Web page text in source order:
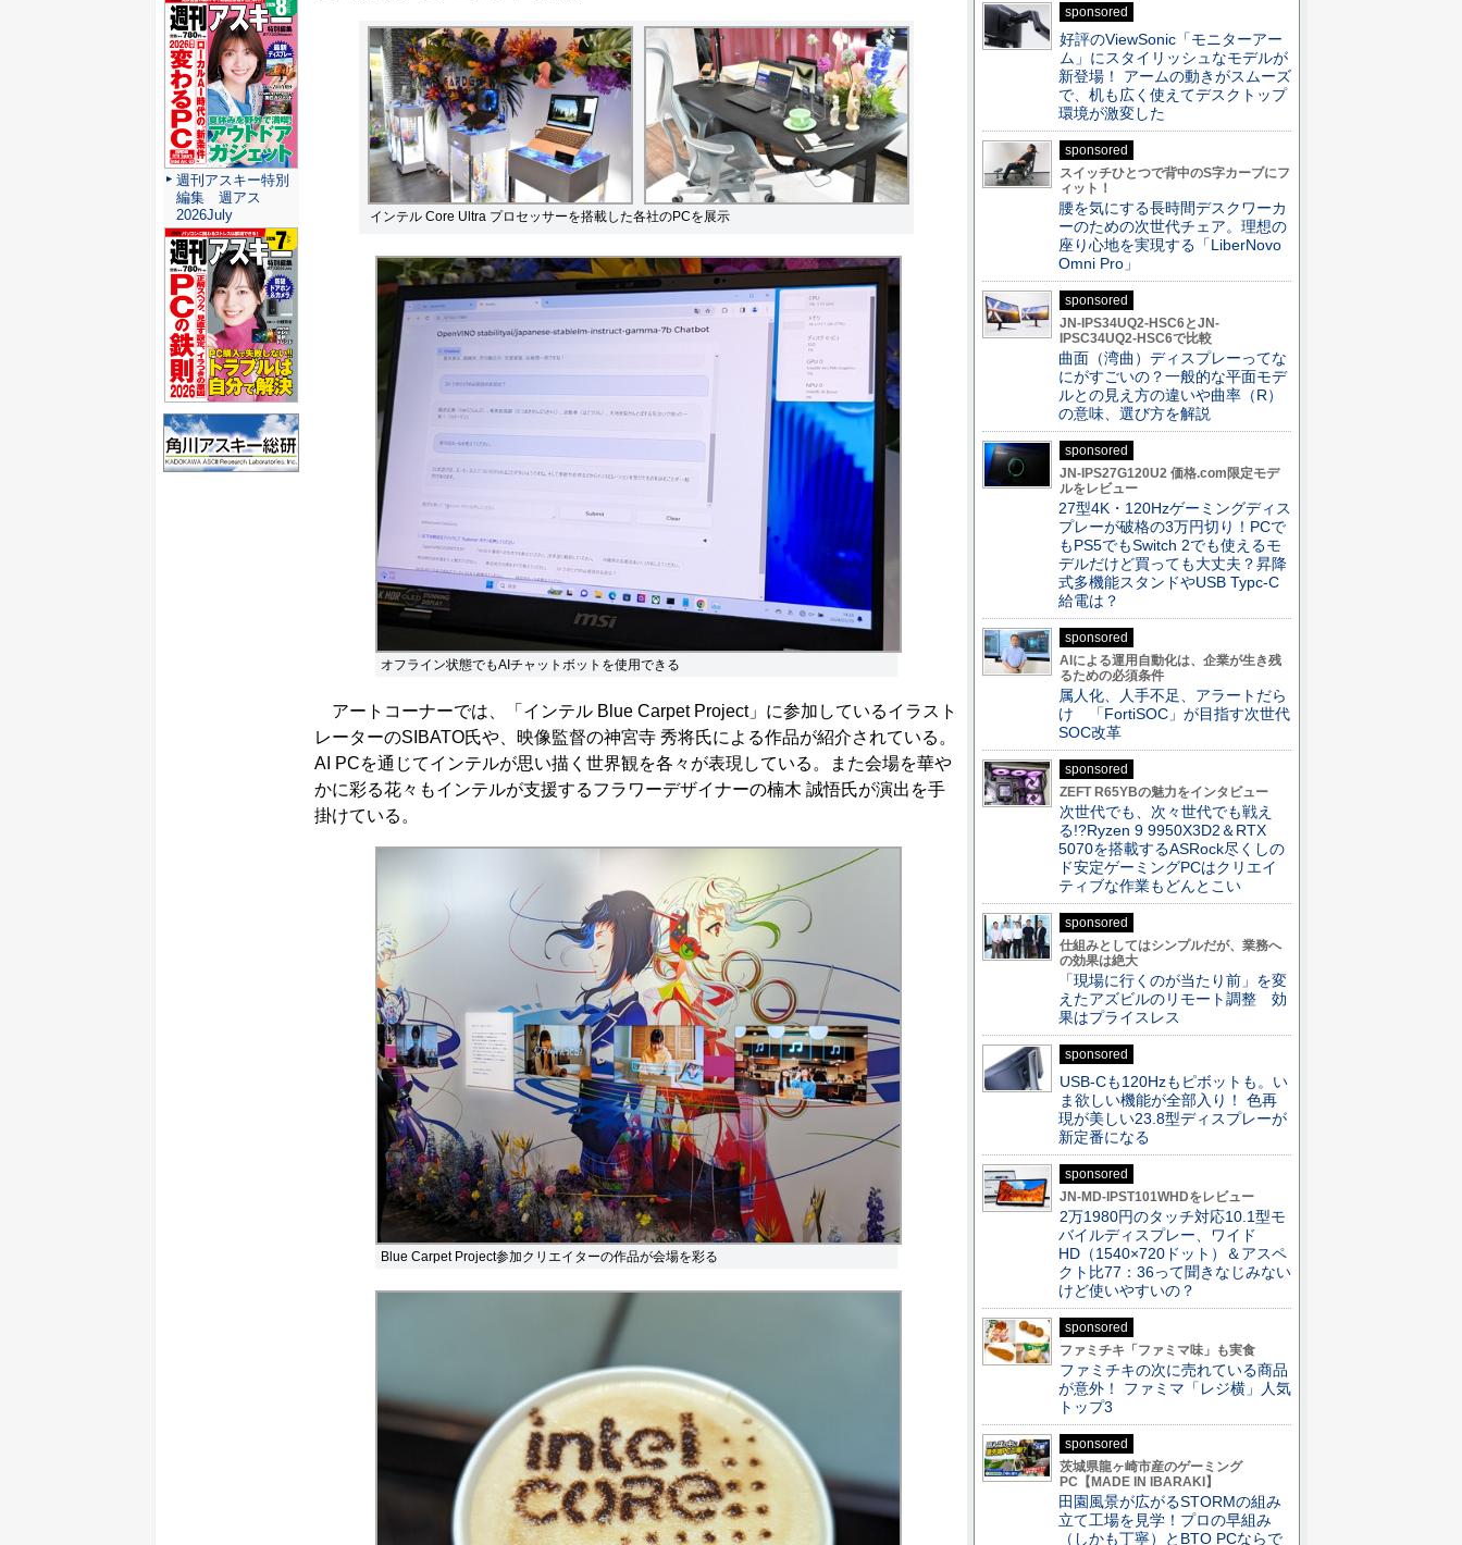
インテル Core Ultra プロセッサーを搭載した各社のPCを展示
オフライン状態でもAIチャットボットを使用できる
アートコーナーでは、「インテル Blue Carpet Project」に参加しているイラスト
レーターのSIBATO氏や、映像監督の神宮寺 秀将氏による作品が紹介されている。
AI PCを通じてインテルが思い描く世界観を各々が表現している。また会場を華や
かに彩る花々もインテルが支援するフラワーデザイナーの楠木 誠悟氏が演出を手
掛けている。
Blue Carpet Project参加クリエイターの作品が会場を彩る
週刊アスキー特別
編集 週アス
2026July
sponsored
好評のViewSonic「モニターアー
ム」にスタイリッシュなモデルが
新登場！ アームの動きがスムーズ
で、机も広く使えてデスクトップ
環境が激変した
sponsored
スイッチひとつで背中のS字カーブにフ
ィット！
腰を気にする長時間デスクワーカ
ーのための次世代チェア。理想の
座り心地を実現する「LiberNovo
Omni Pro」
sponsored
JN-IPS34UQ2-HSC6とJN-
IPSC34UQ2-HSC6で比較
曲面（湾曲）ディスプレーってな
にがすごいの？一般的な平面モデ
ルとの見え方の違いや曲率（R）
の意味、選び方を解説
sponsored
JN-IPS27G120U2 価格.com限定モデ
ルをレビュー
27型4K・120Hzゲーミングディス
プレーが破格の3万円切り！PCで
もPS5でもSwitch 2でも使えるモ
デルだけど買っても大丈夫？昇降
式多機能スタンドやUSB Typc-C
給電は？
sponsored
AIによる運用自動化は、企業が生き残
るための必須条件
属人化、人手不足、アラートだら
け 「FortiSOC」が目指す次世代
SOC改革
sponsored
ZEFT R65YBの魅力をインタビュー
次世代でも、次々世代でも戦え
る!?Ryzen 9 9950X3D2＆RTX
5070を搭載するASRock尽くしの
ド安定ゲーミングPCはクリエイ
ティブな作業もどんとこい
sponsored
仕組みとしてはシンプルだが、業務へ
の効果は絶大
「現場に行くのが当たり前」を変
えたアズビルのリモート調整 効
果はプライスレス
sponsored
USB-Cも120Hzもピボットも。い
ま欲しい機能が全部入り！ 色再
現が美しい23.8型ディスプレーが
新定番になる
sponsored
JN-MD-IPST101WHDをレビュー
2万1980円のタッチ対応10.1型モ
バイルディスプレー、ワイド
HD（1540×720ドット）＆アスペ
クト比77：36って聞きなじみない
けど使いやすいの？
sponsored
ファミチキ「ファミマ味」も実食
ファミチキの次に売れている商品
が意外！ ファミマ「レジ横」人気
トップ3
sponsored
茨城県龍ヶ崎市産のゲーミング
PC【MADE IN IBARAKI】
田園風景が広がるSTORMの組み
立て工場を見学！プロの早組み
（しかも丁寧）とBTO PCならで